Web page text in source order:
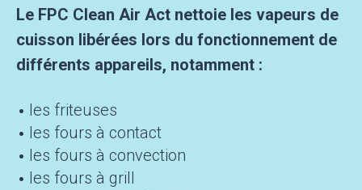
Le FPC Clean Air Act nettoie les vapeurs de
cuisson libérées lors du fonctionnement de
différents appareils, notamment :
les friteuses
les fours à contact
les fours à convection
les fours à grill